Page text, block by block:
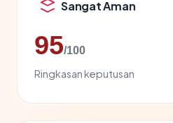
Sangat Aman
95/100
Ringkasan keputusan